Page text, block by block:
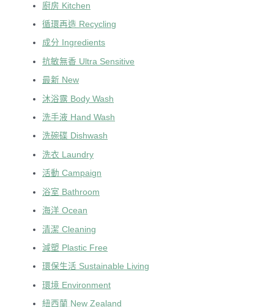
廚房 Kitchen
循環再造 Recycling
成分 Ingredients
抗敏無香 Ultra Sensitive
最新 New
沐浴露 Body Wash
洗手液 Hand Wash
洗碗碟 Dishwash
洗衣 Laundry
活動 Campaign
浴室 Bathroom
海洋 Ocean
清潔 Cleaning
減塑 Plastic Free
環保生活 Sustainable Living
環境 Environment
紐西蘭 New Zealand